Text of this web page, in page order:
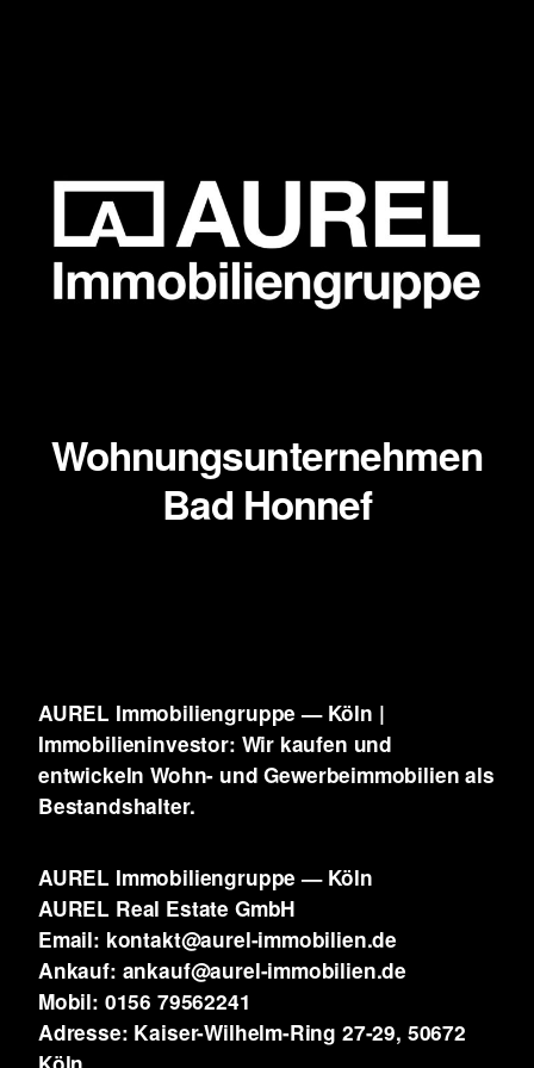
Wohnungsunternehmen
Bad Honnef
AUREL Immobiliengruppe — Köln |
Immobilieninvestor: Wir kaufen und
entwickelnWohn- und Gewerbeimmobilien als
Bestandshalter.
AUREL Immobiliengruppe — Köln
AUREL Real Estate GmbH
Email: kontakt@aurel-immobilien.de
Ankauf: ankauf@aurel-immobilien.de
Mobil: 0156 79562241
Adresse: Kaiser-Wilhelm-Ring 27-29, 50672